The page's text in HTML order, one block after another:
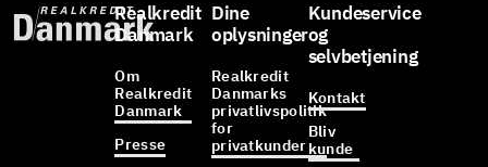
Realkredit
Danmark
Om
Realkredit
Danmark
Presse
Dine
oplysninger
Realkredit
Danmarks
privatlivspolitik
for
privatkunder
Kundeservice
og
selvbetjening
Kontakt
Bliv
kunde